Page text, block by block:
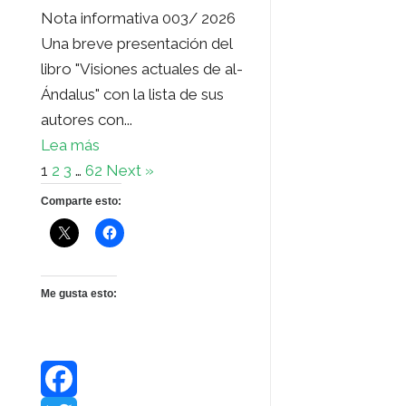
Nota informativa 003/ 2026
Una breve presentación del
libro "Visiones actuales de al-
Ándalus" con la lista de sus
autores con...
Lea más
1 2 3 … 62 Next »
Comparte esto:
Me gusta esto: